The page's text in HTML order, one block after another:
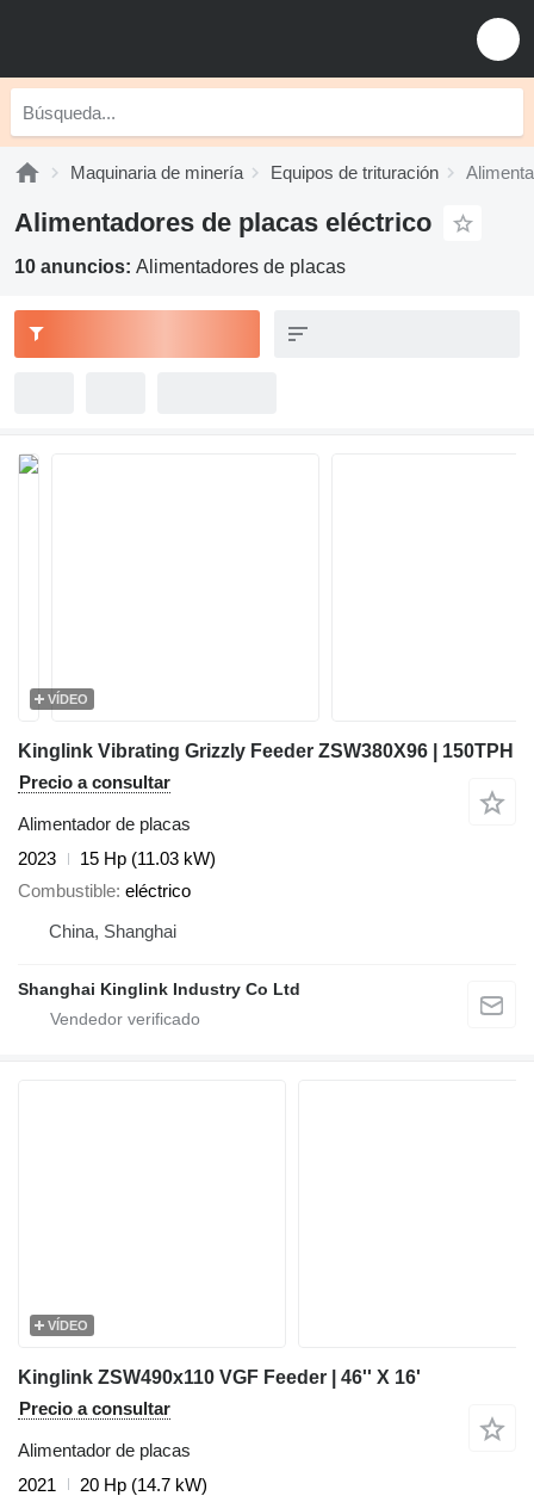
Maquinaria de minería Equipos de trituración
Alimentadores de placas eléctrico
10 anuncios: Alimentadores de placas
VÍDEO
Kinglink Vibrating Grizzly Feeder ZSW380X96 | 150TPH
Precio a consultar
Alimentador de placas
2023
15 Hp (11.03 kW)
Combustible eléctrico
China, Shanghai
Shanghai Kinglink Industry Co Ltd
VÍDEO
Kinglink ZSW490x110 VGF Feeder | 46'' X 16'
Precio a consultar
Alimentador de placas
2021
20 Hp (14.7 kW)